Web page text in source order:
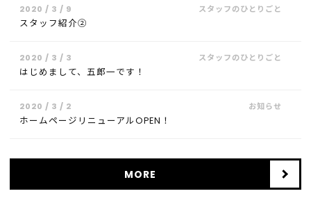
2020 / 3 / 9
スタッフ紹介②
2020 / 3 / 3
はじめまして、五郎一です！
2020 / 3 / 2
ホームページリニューアルOPEN！
MORE